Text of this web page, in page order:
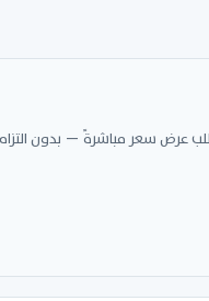
عرض سعر مباشرةً — بدون